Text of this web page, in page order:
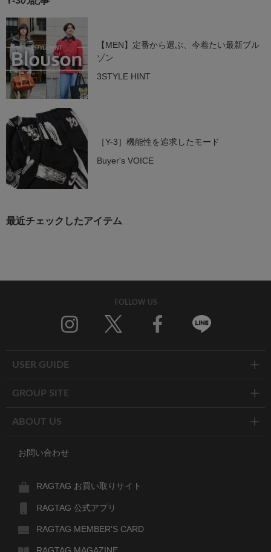
【MEN】定番から選ぶ、今着たい最新ブル
ゾン
3STYLE HINT
［Y-3］機能性を追求したモード
Buyer's VOICE
最近チェックしたアイテム
FOLLOW US
USER GUIDE
GROUP SITE
ABOUT US
お問い合わせ
RAGTAG お買い取りサイト
RAGTAG 公式アプリ
RAGTAG MEMBER'S CARD